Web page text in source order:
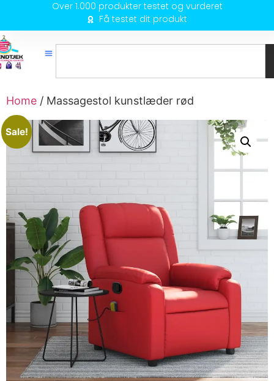
Over 1.000 produkter testet og vurderet
Få testet dit produkt
Home / Massagestol kunstlæder rød
Sale!